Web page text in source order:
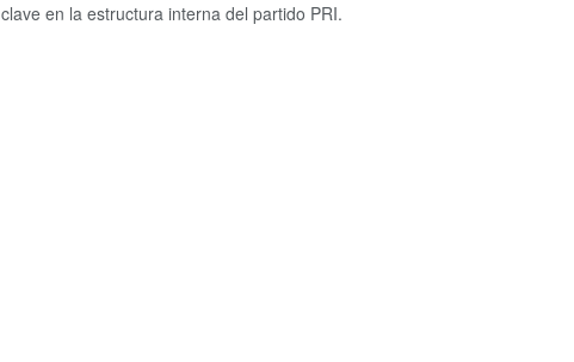
clave en la estructura interna del partido PRI.